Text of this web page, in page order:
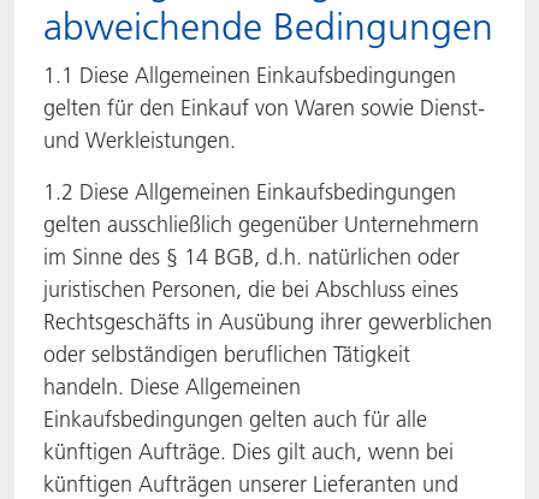
abweichende Bedingungen
1.1 Diese Allgemeinen Einkaufsbedingungen
gelten für den Einkauf von Waren sowie Dienst-
und Werkleistungen.
1.2 Diese Allgemeinen Einkaufsbedingungen
gelten ausschließlich gegenüber Unternehmern
im Sinne des § 14 BGB, d.h. natürlichen oder
juristischen Personen, die bei Abschluss eines
Rechtsgeschäfts in Ausübung ihrer gewerblichen
oder selbständigen beruflichen Tätigkeit
handeln. Diese Allgemeinen
Einkaufsbedingungen gelten auch für alle
künftigen Aufträge. Dies gilt auch, wenn bei
künftigen Aufträgen unserer Lieferanten und
ACTNext
BlisterKote
FoodSafe
MotionCoat
PakSafe
PROVALIN
WESSCO
Let's ACT
FAQ
ACTEGA Rhenacoat
ACTEGA Schmid Rhyner